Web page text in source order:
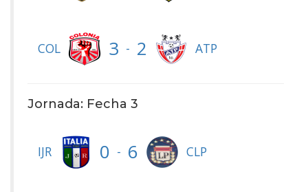
COL 3 - 2 ATP
Jornada: Fecha 3
IJR 0 - 6 CLP